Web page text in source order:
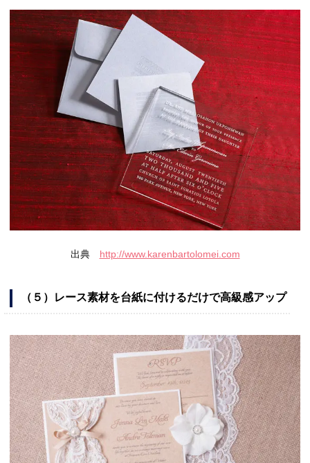
出典 http://www.karenbartolomei.com
（５）レース素材を台紙に付けるだけで高級感アップ